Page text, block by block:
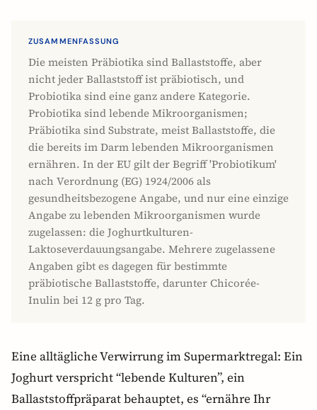
ZUSAMMENFASSUNG
Die meisten Präbiotika sind Ballaststoffe, aber
nicht jeder Ballaststoff ist präbiotisch, und
Probiotika sind eine ganz andere Kategorie.
Probiotika sind lebende Mikroorganismen;
Präbiotika sind Substrate, meist Ballaststoffe, die
die bereits im Darm lebenden Mikroorganismen
ernähren. In der EU gilt der Begriff 'Probiotikum'
nach Verordnung (EG) 1924/2006 als
gesundheitsbezogene Angabe, und nur eine einzige
Angabe zu lebenden Mikroorganismen wurde
zugelassen: die Joghurtkulturen-
Laktoseverdauungsangabe. Mehrere zugelassene
Angaben gibt es dagegen für bestimmte
präbiotische Ballaststoffe, darunter Chicorée-
Inulin bei 12 g pro Tag.
Eine alltägliche Verwirrung im Supermarktregal: Ein
Joghurt verspricht “lebende Kulturen”, ein
Ballaststoffpräparat behauptet, es “ernähre Ihr